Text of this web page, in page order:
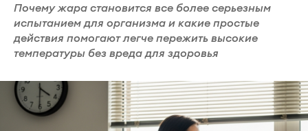
Почему жара становится все более серьезным
испытанием для организма и какие простые
действия помогают легче пережить высокие
температуры без вреда для здоровья